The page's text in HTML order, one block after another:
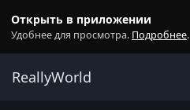
Открыть в приложении
Удобнее для просмотра. Подробнее.
ReallyWorld